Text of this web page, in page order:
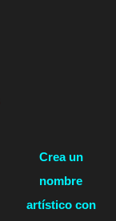
Crea un
nombre
artístico con